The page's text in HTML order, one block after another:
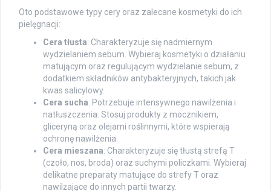
Oto podstawowe typy cery oraz zalecane kosmetyki do ich
pielęgnacji:
Cera tłusta: Charakteryzuje się nadmiernym
wydzielaniem sebum. Wybieraj kosmetyki o działaniu
matującym oraz regulującym wydzielanie sebum, z
dodatkiem składników antybakteryjnych, takich jak
kwas salicylowy.
Cera sucha: Potrzebuje intensywnego nawilżenia i
natłuszczenia. Stosuj produkty z mocznikiem,
gliceryną oraz olejami roślinnymi, które wspierają
ochronę nawilżenia.
Cera mieszana: Charakteryzuje się tłustą strefą T
(czoło, nos, broda) oraz suchymi policzkami. Wybieraj
delikatne preparaty matujące do strefy T oraz
nawilżające do innych partii twarzy.